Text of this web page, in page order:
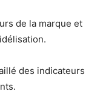
de la marque et
des indicateurs